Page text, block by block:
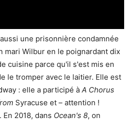
une prisonnière condamnée
mari Wilbur en le poignardant dix
cuisine parce qu'il s'est mis en
le tromper avec le laitier. Elle est
: elle a participé à A Chorus
Syracuse et – attention !
. En 2018, dans Ocean's 8, on